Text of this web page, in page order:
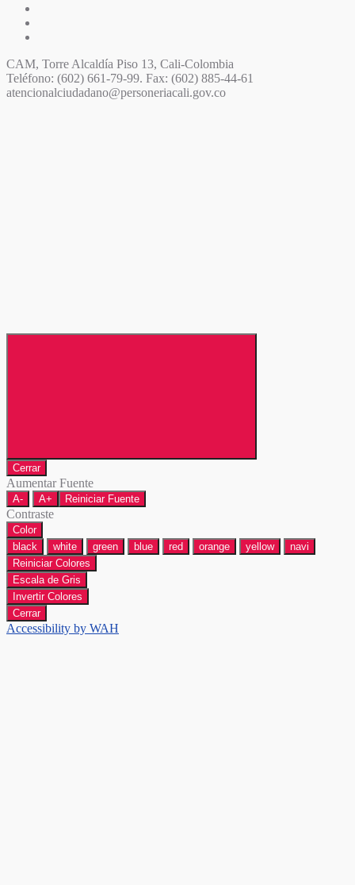
CAM, Torre Alcaldía Piso 13, Cali-Colombia
Teléfono: (602) 661-79-99. Fax: (602) 885-44-61
atencionalciudadano@personeriacali.gov.co
Cerrar
Aumentar Fuente
A- A+ Reiniciar Fuente
Contraste
Color
black
white green blue red orange yellow
navi
Reiniciar Colores
Escala de Gris
Invertir Colores
Cerrar
Accessibility by WAH